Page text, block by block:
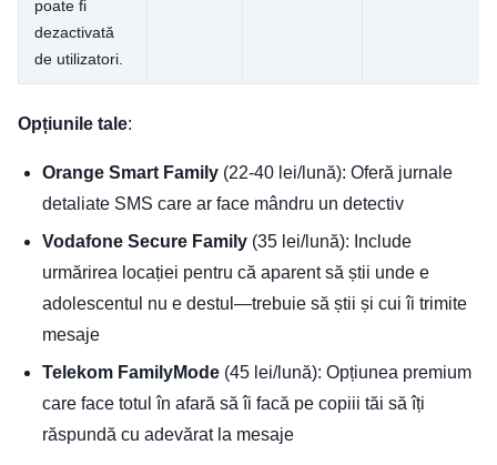
poate fi
dezactivată
de utilizatori.
Opțiunile tale:
Orange Smart Family (22-40 lei/lună): Oferă jurnale
detaliate SMS care ar face mândru un detectiv
Vodafone Secure Family (35 lei/lună): Include
urmărirea locației pentru că aparent să știi unde e
adolescentul nu e destul—trebuie să știi și cui îi trimite
mesaje
Telekom FamilyMode (45 lei/lună): Opțiunea premium
care face totul în afară să îi facă pe copiii tăi să îți
răspundă cu adevărat la mesaje